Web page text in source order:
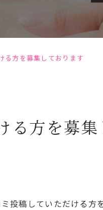
る方を募集しております
る方を募
投稿していただける方